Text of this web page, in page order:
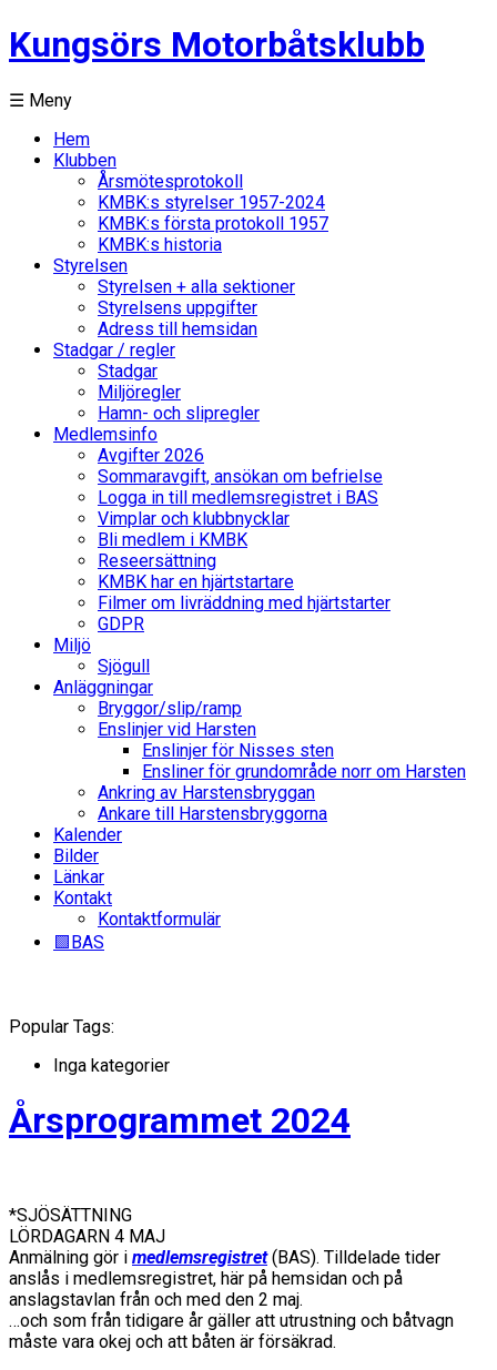
Kungsörs Motorbåtsklubb
☰ Meny
Hem
Klubben
Årsmötesprotokoll
KMBK:s styrelser 1957-2024
KMBK:s första protokoll 1957
KMBK:s historia
Styrelsen
Styrelsen + alla sektioner
Styrelsens uppgifter
Adress till hemsidan
Stadgar / regler
Stadgar
Miljöregler
Hamn- och slipregler
Medlemsinfo
Avgifter 2026
Sommaravgift, ansökan om befrielse
Logga in till medlemsregistret i BAS
Vimplar och klubbnycklar
Bli medlem i KMBK
Reseersättning
KMBK har en hjärtstartare
Filmer om livräddning med hjärtstarter
GDPR
Miljö
Sjögull
Anläggningar
Bryggor/slip/ramp
Enslinjer vid Harsten
Enslinjer för Nisses sten
Ensliner för grundområde norr om Harsten
Ankring av Harstensbryggan
Ankare till Harstensbryggorna
Kalender
Bilder
Länkar
Kontakt
Kontaktformulär
🟩BAS
Popular Tags:
Inga kategorier
Årsprogrammet 2024
*SJÖSÄTTNING
LÖRDAGARN 4 MAJ
Anmälning gör i medlemsregistret(BAS). Tilldelade tider
anslås i medlemsregistret, här på hemsidan och på
anslagstavlan från och med den 2 maj.
…och som från tidigare år gäller att utrustning och båtvagn
måste vara okej och att båten är försäkrad.